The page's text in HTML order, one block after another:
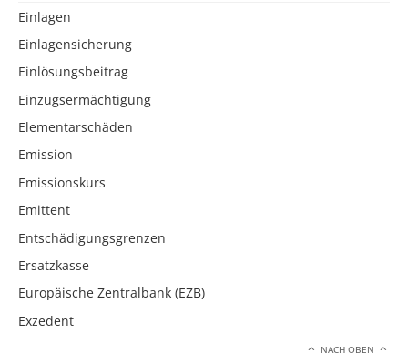
Einlagen
Einlagensicherung
Einlösungsbeitrag
Einzugsermächtigung
Elementarschäden
Emission
Emissionskurs
Emittent
Entschädigungsgrenzen
Ersatzkasse
Europäische Zentralbank (EZB)
Exzedent
NACH OBEN